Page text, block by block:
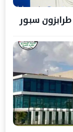
سبور